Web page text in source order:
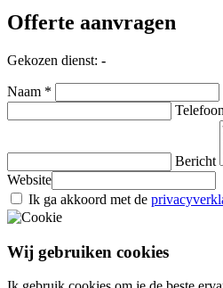
Offerte aanvragen
Gekozen dienst: -
Naam *
Bericht
Website
Ik ga akkoord met de
Wij gebruiken cookies